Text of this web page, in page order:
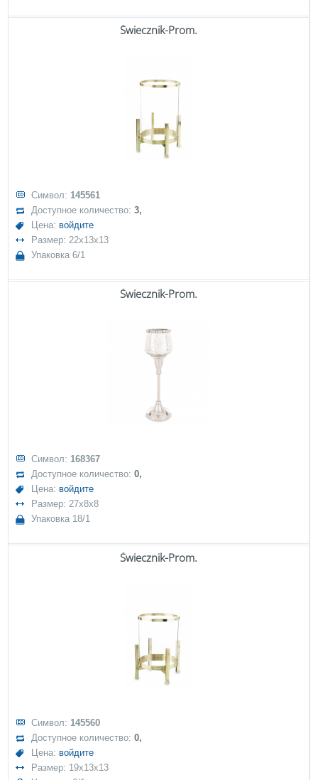
Świecznik-Prom.
Символ: 145561
Доступное количество:3,
Цена: войдите
Размер: 22x13x13
Упаковка 6/1
Świecznik-Prom.
Символ: 168367
Доступное количество:0,
Цена: войдите
Размер: 27x8x8
Упаковка 18/1
Świecznik-Prom.
Символ: 145560
Доступное количество:0,
Цена: войдите
Размер: 19x13x13